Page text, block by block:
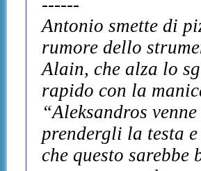
------
Antonio smette di
rumore dello
Alain, che alza lo
rapido con la
“Aleksandros
prendergli la testa
che questo